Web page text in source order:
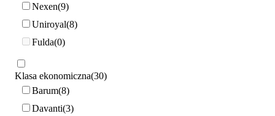
Nexen 9
Uniroyal 8
Fulda 0
Klasa ekonomiczna 30
Barum 8
Davanti 3